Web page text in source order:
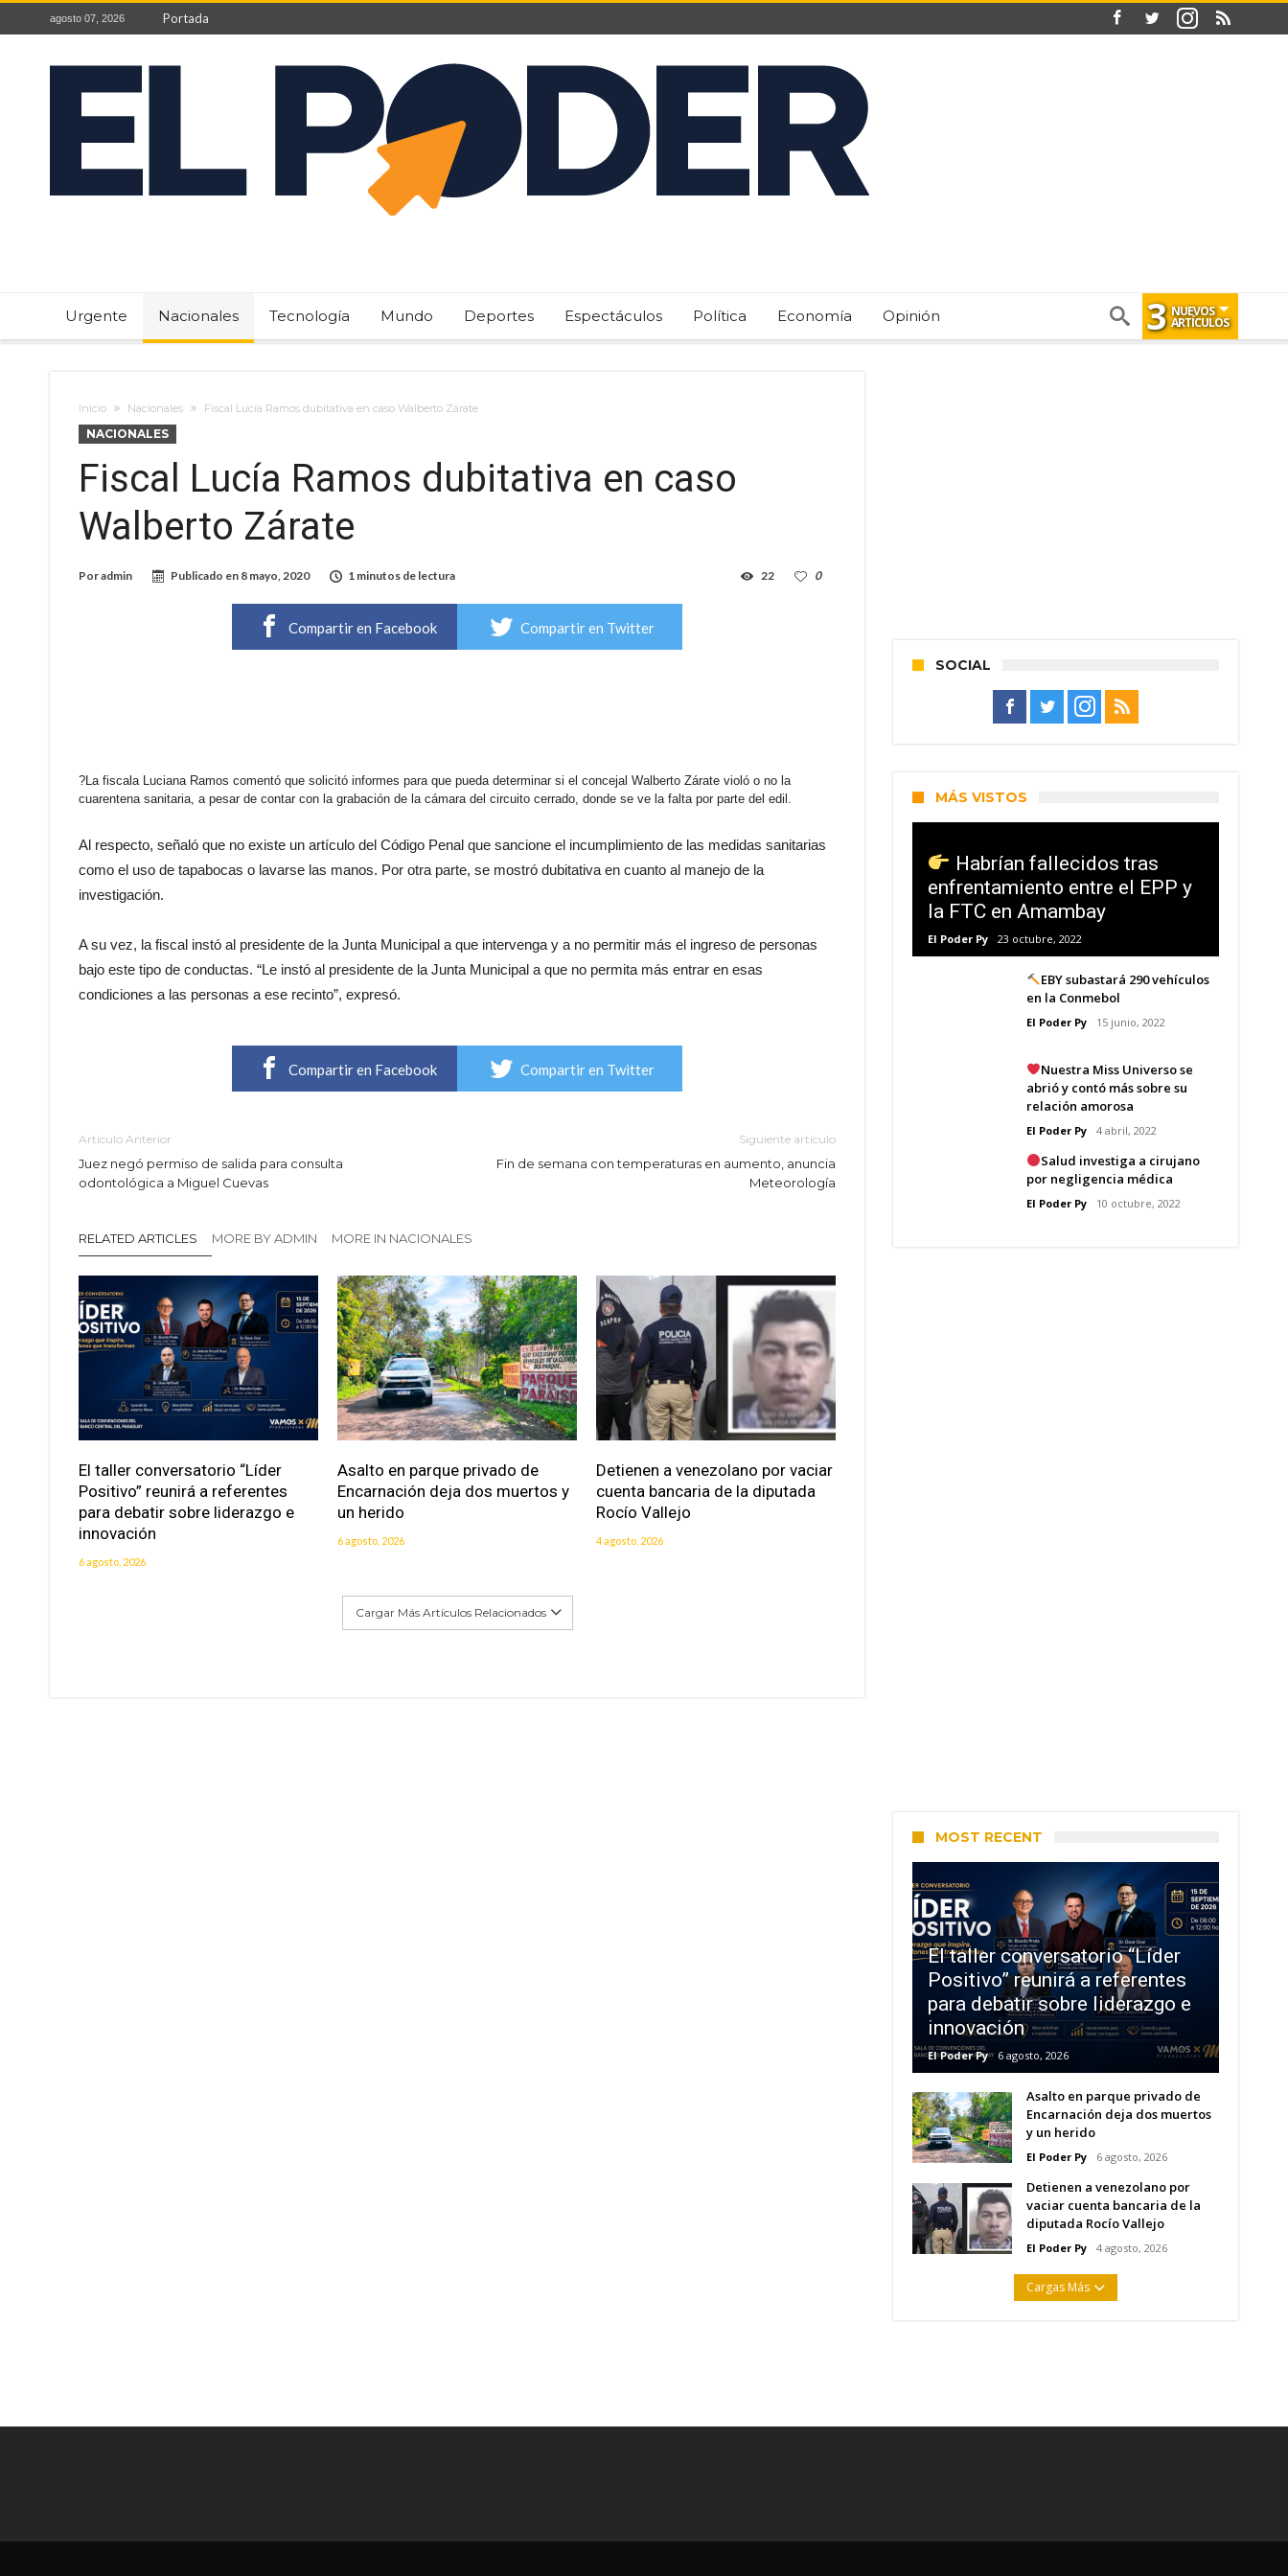
agosto 07, 2026 Portada
Urgente Nacionales Tecnología Mundo Deportes Espectáculos Política Economía Opinión 3 NUEVOS
ARTÍCULOS
Inicio Nacionales Fiscal Lucía Ramos dubitativa en caso Walberto Zárate
NACIONALES
Fiscal Lucía Ramos dubitativa en caso
Walberto Zárate
Poradmin Publicado en 8 mayo, 2020 1 minutos de lectura 0
22
Compartir en Facebook Compartir en Twitter
?La fiscala Luciana Ramos comentó que solicitó informes para que pueda determinar si el concejal Walberto Zárate violó o no la
cuarentena sanitaria, a pesar de contar con la grabación de la cámara del circuito cerrado, donde se ve la falta por parte del edil.
Al respecto, señaló que no existe un artículo del Código Penal que sancione el incumplimiento de las medidas sanitarias
como el uso de tapabocas o lavarse las manos. Por otra parte, se mostró dubitativa en cuanto al manejo de la
investigación.
A su vez, la fiscal instó al presidente de la Junta Municipal a que intervenga y a no permitir más el ingreso de personas
bajo este tipo de conductas. “Le instó al presidente de la Junta Municipal a que no permita más entrar en esas
condiciones a las personas a ese recinto”, expresó.
Compartir en Facebook Compartir en Twitter
Artículo Anterior
Juez negó permiso de salida para consulta
odontológica a Miguel Cuevas
Siguiente artículo
Fin de semana con temperaturas en aumento, anuncia
Meteorología
RELATED ARTICLES MORE BY ADMIN MORE IN NACIONALES
El taller conversatorio “Líder
Positivo” reunirá a referentes
para debatir sobre liderazgo e
innovación
6 agosto, 2026
Asalto en parque privado de
Encarnación deja dos muertos y
un herido
6 agosto, 2026
Detienen a venezolano por vaciar
cuenta bancaria de la diputada
Rocío Vallejo
4 agosto, 2026
Cargar Más Artículos Relacionados
SOCIAL
MÁS VISTOS
Habrían fallecidos tras
enfrentamiento entre el EPP y
la FTC en Amambay
El Poder Py 23 octubre, 2022
EBY subastará 290 vehículos
en la Conmebol
El Poder Py 15 junio, 2022
Nuestra Miss Universo se
abrió y contó más sobre su
relación amorosa
El Poder Py 4 abril, 2022
Salud investiga a cirujano
por negligencia médica
El Poder Py 10 octubre, 2022
MOST RECENT
El taller conversatorio “Líder
Positivo” reunirá a referentes
para debatir sobre liderazgo e
innovación
El Poder Py 6 agosto, 2026
Asalto en parque privado de
Encarnación deja dos muertos
y un herido
El Poder Py 6 agosto, 2026
Detienen a venezolano por
vaciar cuenta bancaria de la
diputada Rocío Vallejo
El Poder Py 4 agosto, 2026
Cargas Más